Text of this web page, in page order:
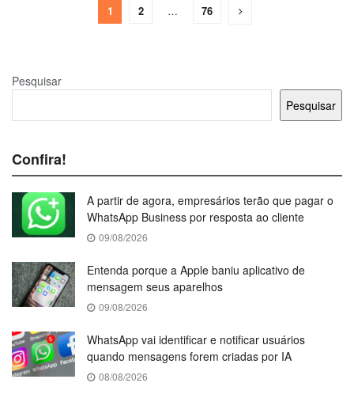
1 2 … 76
Pesquisar
Pesquisar
Confira!
A partir de agora, empresários terão que pagar o
WhatsApp Business por resposta ao cliente
09/08/2026
Entenda porque a Apple baniu aplicativo de
mensagem seus aparelhos
09/08/2026
WhatsApp vai identificar e notificar usuários
quando mensagens forem criadas por IA
08/08/2026